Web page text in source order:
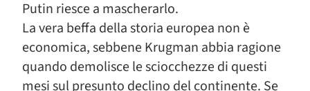
Putin riesce a mascherarlo.
La vera beffa della storia europea non è
economica, sebbene Krugman abbia ragione
quando demolisce le sciocchezze di questi
mesi sul presunto declino del continente. Se